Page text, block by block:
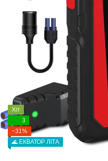
Хіт
3
−31%
🌊 ЕКВАТОР ЛІТА